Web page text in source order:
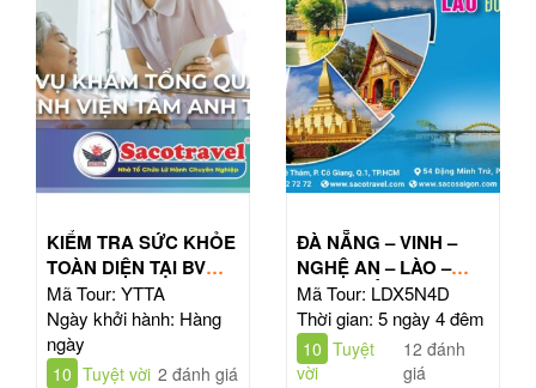
KIỂM TRA SỨC KHỎE
TOÀN DIỆN TẠI BV
TÂM ANH HỒ CHÍ
MINH
Mã Tour: YTTA
Ngày khởi hành: Hàng
ngày
10 Tuyệt vời 2 đánh giá
ĐÀ NẴNG – VINH –
NGHỆ AN – LÀO –
ĐÔNG BẮC THÁI LAN
| TOUR 5N4Đ
Mã Tour: LDX5N4D
Thời gian: 5 ngày 4 đêm
10 Tuyệt
vời
12 đánh
giá